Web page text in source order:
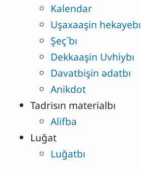
Kalendar
Uşaxaaşin hekayebı
Şeç`bı
Dekkaaşin Uvhiybı
Davatbişin ədatbı
Anikdot
Tadrisın materialbı
Alifba
Luğat
Luğatbı